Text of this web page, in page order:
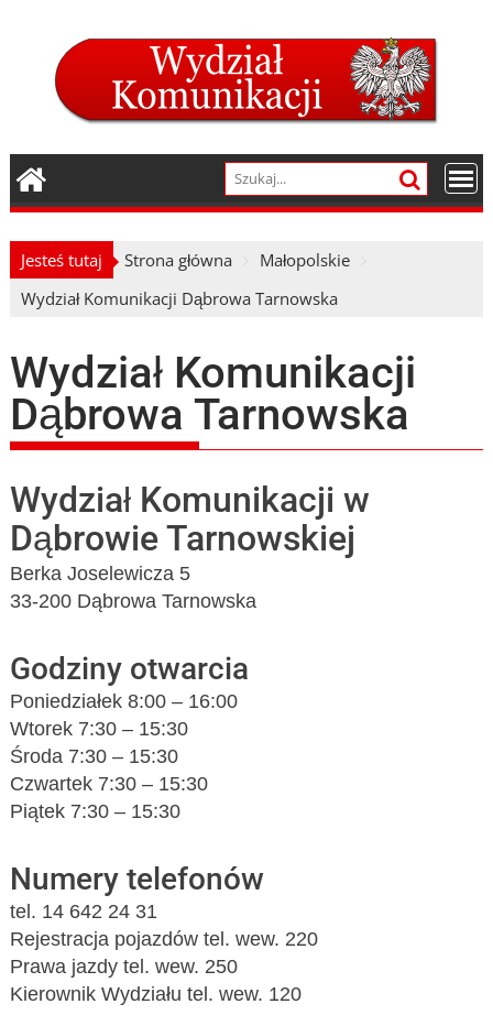
Jesteś tutaj Strona główna
Małopolskie
Wydział Komunikacji Dąbrowa Tarnowska
Wydział Komunikacji
Dąbrowa Tarnowska
Wydział Komunikacji w
Dąbrowie Tarnowskiej
Berka Joselewicza 5
33-200 Dąbrowa Tarnowska
Godziny otwarcia
Poniedziałek 8:00 – 16:00
Wtorek 7:30 – 15:30
Środa 7:30 – 15:30
Czwartek 7:30 – 15:30
Piątek 7:30 – 15:30
Numery telefonów
tel. 14 642 24 31
Rejestracja pojazdów tel. wew. 220
Prawa jazdy tel. wew. 250
Kierownik Wydziału tel. wew. 120